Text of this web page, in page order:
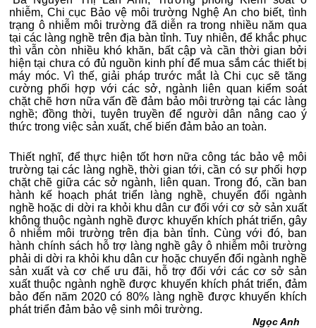
nhiễm, Chi cục Bảo vệ môi trường Nghệ An cho biết, tình
trạng ô nhiễm môi trường đã diễn ra trong nhiều năm qua
tại các làng nghề trên địa bàn tỉnh. Tuy nhiên, để khắc phục
thì vẫn còn nhiều khó khăn, bất cập và cần thời gian bởi
hiện tại chưa có đủ nguồn kinh phí để mua sắm các thiết bị
máy móc. Vì thế, giải pháp trước mắt là Chi cục sẽ tăng
cường phối hợp với các sở, ngành liên quan kiểm soát
chặt chẽ hơn nữa vấn đề đảm bảo môi trường tại các làng
nghề; đồng thời, tuyên truyền để người dân nâng cao ý
thức trong việc sản xuất, chế biến đảm bảo an toàn.
Thiết nghĩ, để thực hiện tốt hơn nữa công tác bảo vệ môi
trường tại các làng nghề, thời gian tới, cần có sự phối hợp
chặt chẽ giữa các sở ngành, liên quan. Trong đó, cần ban
hành kế hoạch phát triển làng nghề, chuyển đổi ngành
nghề hoặc di dời ra khỏi khu dân cư đối với cơ sở sản xuất
không thuộc ngành nghề được khuyến khích phát triển, gây
ô nhiễm môi trường trên địa bàn tỉnh. Cùng với đó, ban
hành chính sách hỗ trợ làng nghề gây ô nhiễm môi trường
phải di dời ra khỏi khu dân cư hoặc chuyển đổi ngành nghề
sản xuất và cơ chế ưu đãi, hỗ trợ đối với các cơ sở sản
xuất thuộc ngành nghề được khuyến khích phát triển, đảm
bảo đến năm 2020 có 80% làng nghề được khuyến khích
phát triển đảm bảo vệ sinh môi trường.
Ngọc Anh